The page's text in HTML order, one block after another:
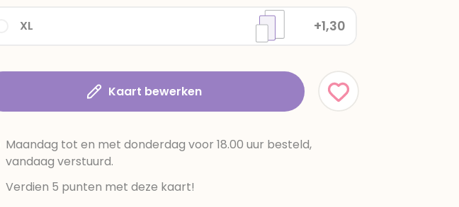
XL +1,30
Kaart bewerken
Maandag tot en met donderdag voor 18.00 uur besteld,
vandaag verstuurd.
Verdien 5 punten met deze kaart!